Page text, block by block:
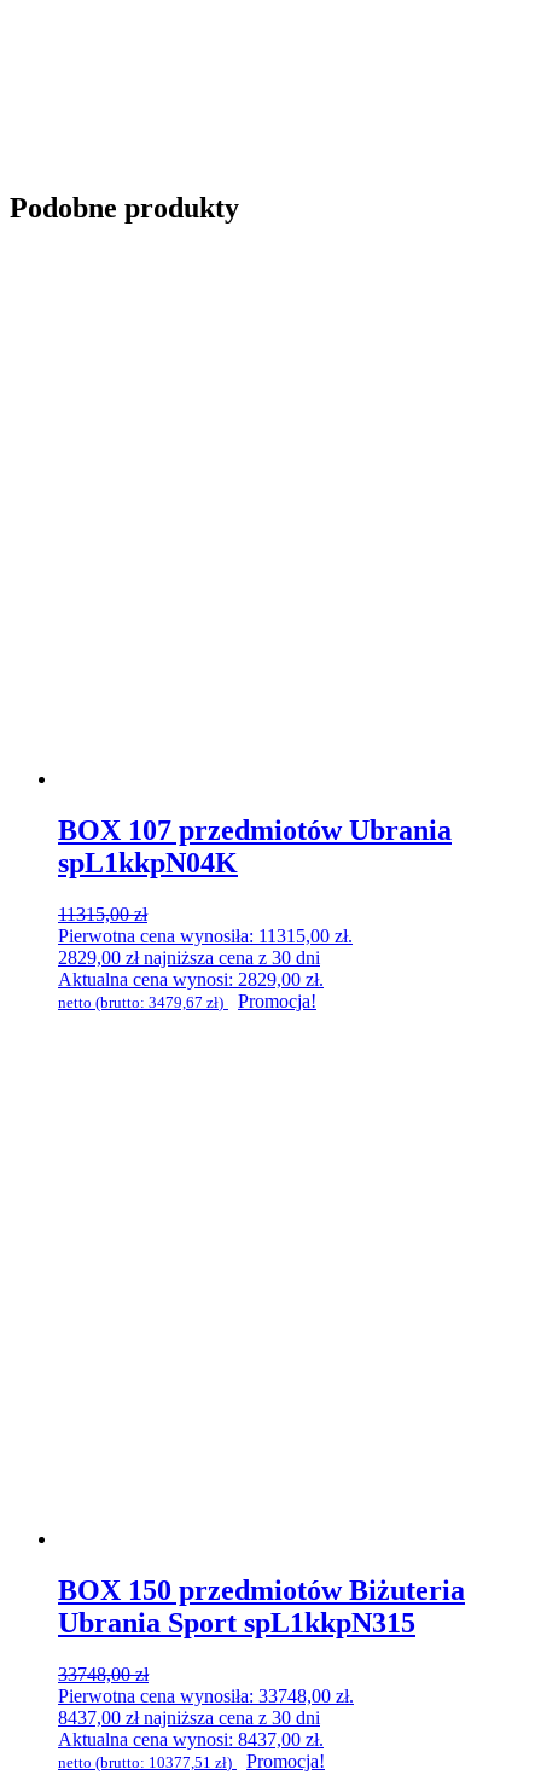
Podobne produkty
BOX 107 przedmiotów Ubrania
spL1kkpN04K
11315,00zł
Pierwotna cena wynosiła: 11315,00 zł.
2829,00 złnajniższa cena z 30 dni
Aktualna cena wynosi: 2829,00 zł.
netto (brutto: 3479,67 zł) Promocja!
BOX 150 przedmiotów Biżuteria
Ubrania Sport spL1kkpN315
33748,00zł
Pierwotna cena wynosiła: 33748,00 zł.
8437,00 złnajniższa cena z 30 dni
Aktualna cena wynosi: 8437,00 zł.
netto (brutto: 10377,51 zł) Promocja!